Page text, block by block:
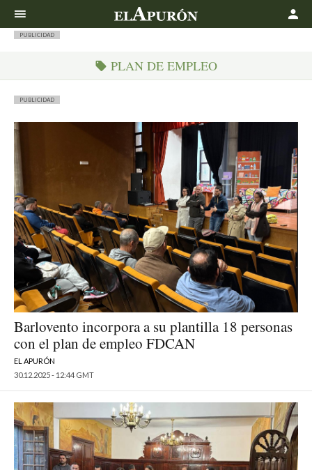
PUBLICIDAD
PLAN DE EMPLEO
PUBLICIDAD
Barlovento incorpora a su plantilla 18 personas
con el plan de empleo FDCAN
EL APURÓN
30.12.2025 - 12:44 GMT